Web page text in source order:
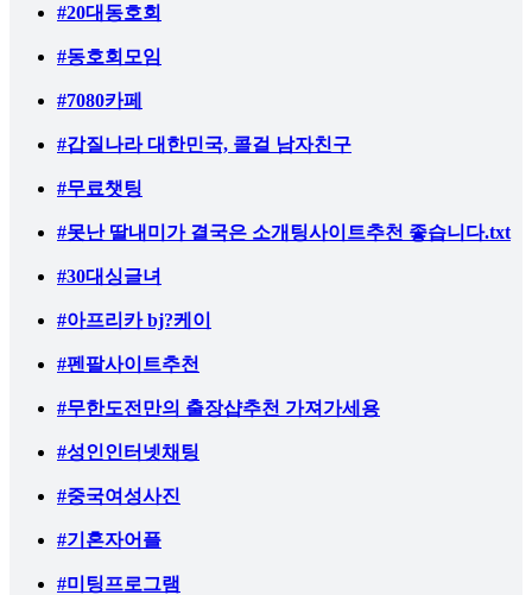
#20대동호회
#동호회모임
#7080카페
#갑질나라 대한민국, 콜걸 남자친구
#무료챗팅
#못난 딸내미가 결국은 소개팅사이트추천 좋습니다.txt
#30대싱글녀
#아프리카 bj?케이
#펜팔사이트추천
#무한도전만의 출장샵추천 가져가세용
#성인인터넷채팅
#중국여성사진
#기혼자어플
#미팅프로그램